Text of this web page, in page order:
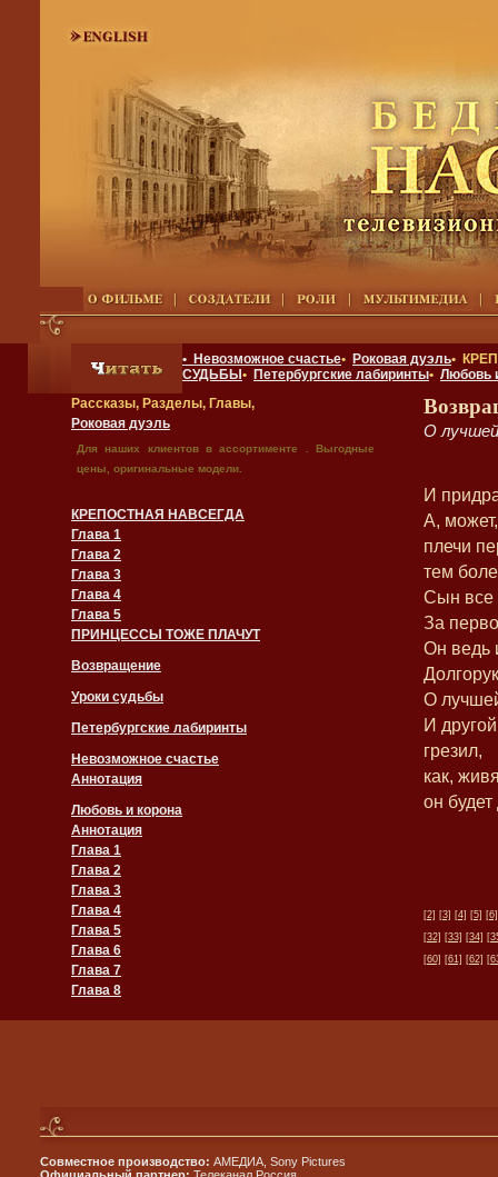
• Невозможное счастье• Роковая дуэль•
СУДЬБЫ • Петербургские лабиринты• Любовь
Рассказы, Разделы, Главы,
Роковая дуэль
Для наших клиентов в ассортименте . Выгодные
цены, оригинальные модели.
КРЕПОСТНАЯ НАВСЕГДА
Глава 1
Глава 2
Глава 3
Глава 4
Глава 5
ПРИНЦЕССЫ ТОЖЕ ПЛАЧУТ
Возвращение
Уроки судьбы
Петербургские лабиринты
Невозможное счастье
Аннотация
Любовь и корона
Аннотация
Глава 1
Глава 2
Глава 3
Глава 4
Глава 5
Глава 6
Глава 7
Глава 8
О
И
А,
плечи
тем
Сын все
За
Он ведь
О
И
грезил,
как,
он
[2] [3] [4] [5] [6]
[32] [33] [34]
[60] [61] [62]
Совместное производство: АМЕДИА, Sony Pictures